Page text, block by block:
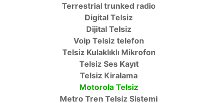
Terrestrial trunked radio
Digital Telsiz
Dijital Telsiz
Voip Telsiz telefon
Telsiz Kulaklıklı Mikrofon
Telsiz Ses Kayıt
Telsiz Kiralama
Motorola Telsiz
Metro Tren Telsiz Sistemi